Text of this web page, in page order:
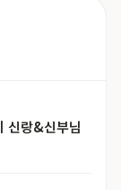
신랑&신부님